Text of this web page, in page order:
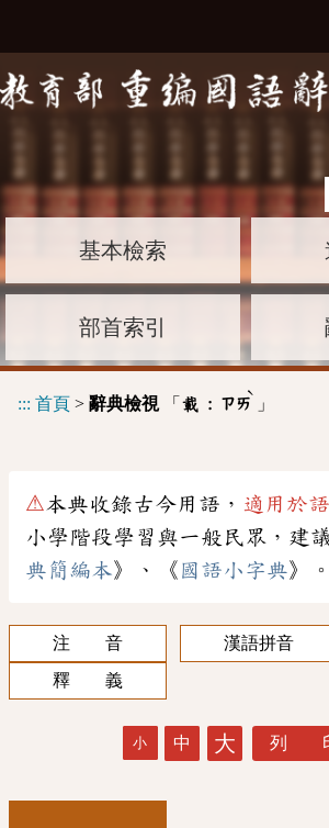
基本檢索
部首索引
::: 首頁 > 辭典檢視「 載 : ㄗㄞ
ˋ
」
⚠本典收錄古今用語， 適用於
小學階段學習與一般民眾，建
典簡編本》、《 國語小字典》。
注 音
漢語拼音
釋 義
小 中 大 列